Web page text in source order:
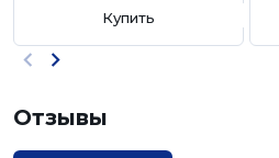
Купить
Отзывы